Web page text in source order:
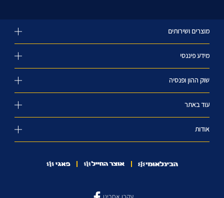
מוצרים ושירותים
מידע פיננסי
שוק ההון ופנסיה
עוד באתר
אודות